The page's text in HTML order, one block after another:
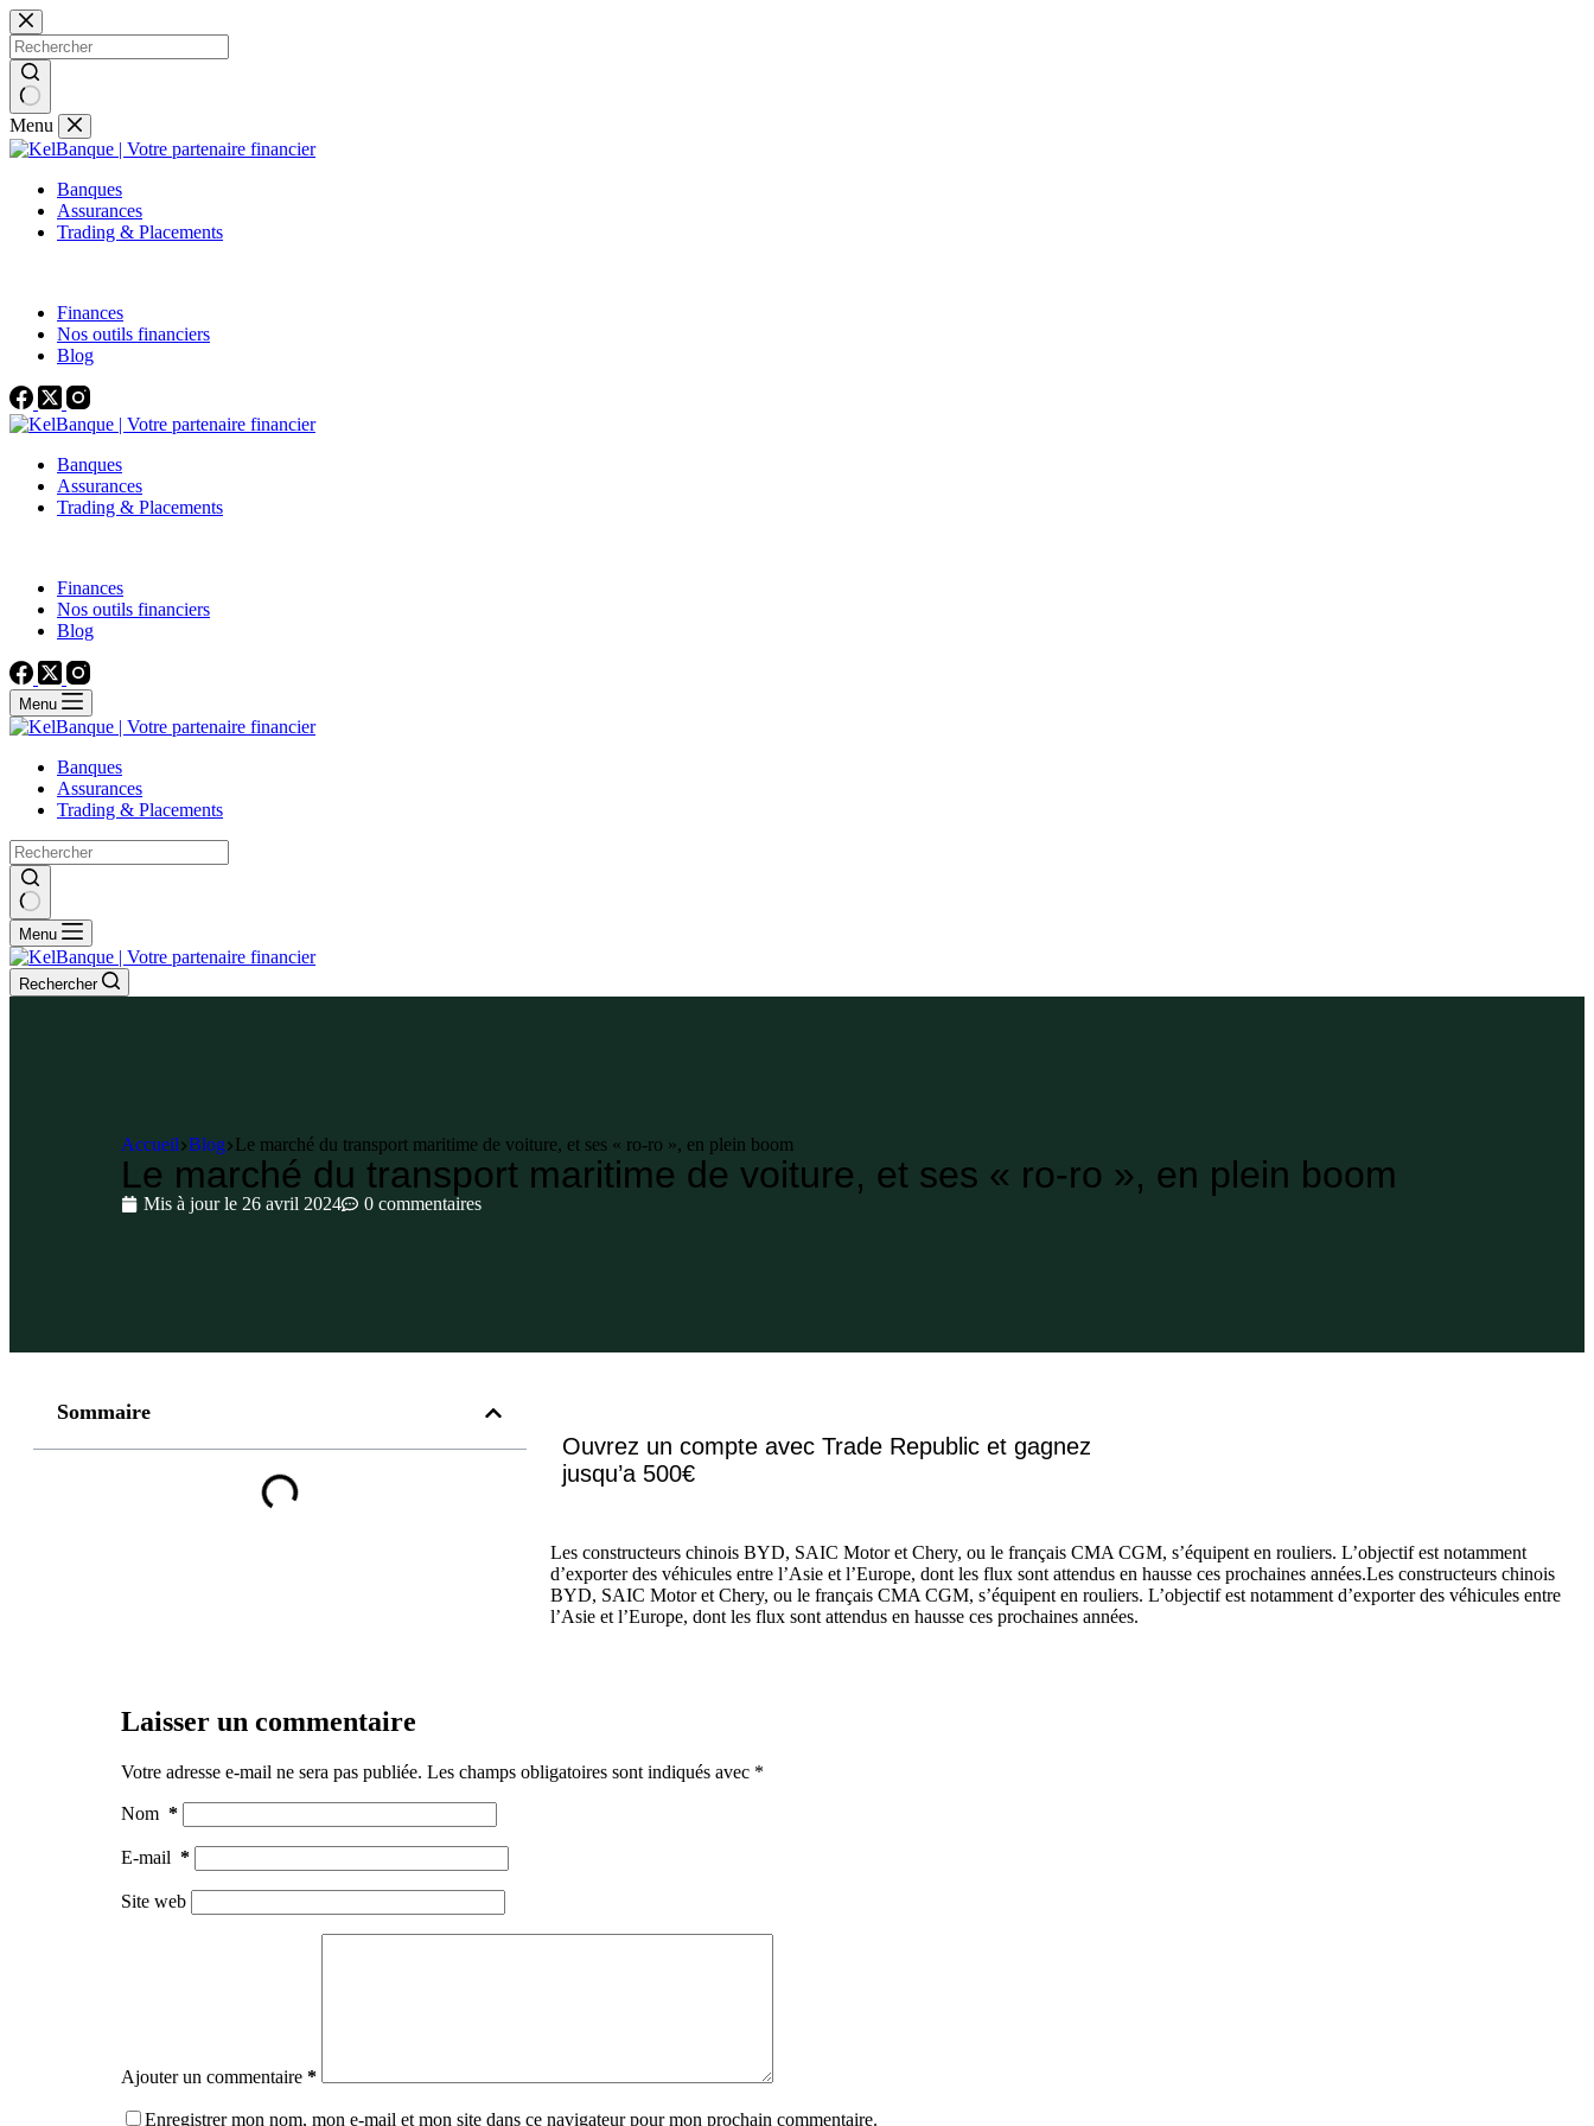
Menu
Banques
Assurances
Trading & Placements
Finances
Nos outils financiers
Blog
Banques
Assurances
Trading & Placements
Finances
Nos outils financiers
Blog
Menu
Banques
Assurances
Trading & Placements
Menu
Rechercher
Accueil Blog Le marché du transport maritime de voiture, et ses « ro-ro », en plein boom
Le marché du transport maritime de voiture, et ses « ro-ro », en plein boom
Mis à jour le 26 avril 2024 0 commentaires
Sommaire
Ouvrez un compte avec Trade Republic et gagnez
jusqu’a 500€
Les constructeurs chinois BYD, SAIC Motor et Chery, ou le français CMA CGM, s’équipent en rouliers. L’objectif est notamment
d’exporter des véhicules entre l’Asie et l’Europe, dont les flux sont attendus en hausse ces prochaines années.Les constructeurs chinois
BYD, SAIC Motor et Chery, ou le français CMA CGM, s’équipent en rouliers. L’objectif est notamment d’exporter des véhicules entre
l’Asie et l’Europe, dont les flux sont attendus en hausse ces prochaines années.
Laisser un commentaire
Votre adresse e-mail ne sera pas publiée. Les champs obligatoires sont indiqués avec *
Nom *
E-mail *
Site web
Ajouter un commentaire *
Enregistrer mon nom, mon e-mail et mon site dans ce navigateur pour mon prochain commentaire.